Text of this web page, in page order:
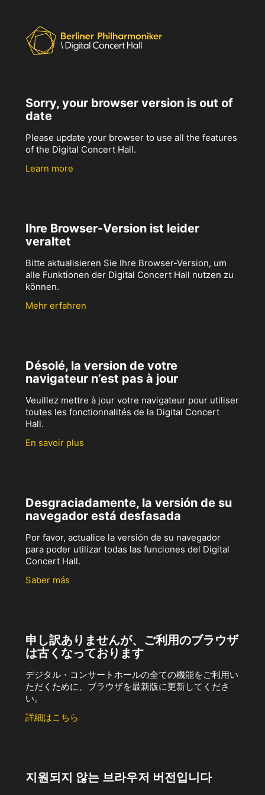
Sorry, your browser version is out of
date
Please update your browser to use all the features
of the Digital Concert Hall.
Learn more
Ihre Browser-Version ist leider
veraltet
Bitte aktualisieren Sie Ihre Browser-Version, um
alle Funktionen der Digital Concert Hall nutzen zu
können.
Mehr erfahren
Désolé, la version de votre
navigateur n’est pas à jour
Veuillez mettre à jour votre navigateur pour utiliser
toutes les fonctionnalités de la Digital Concert
Hall.
En savoir plus
Desgraciadamente, la versión de su
navegador está desfasada
Por favor, actualice la versión de su navegador
para poder utilizar todas las funciones del Digital
Concert Hall.
Saber más
申し訳ありませんが、ご利用のブラウザ
は古くなっております
デジタル・コンサートホールの全ての機能をご利用い
ただくために、ブラウザを最新版に更新してくださ
い。
詳細はこちら
지원되지 않는 브라우저 버전입니다